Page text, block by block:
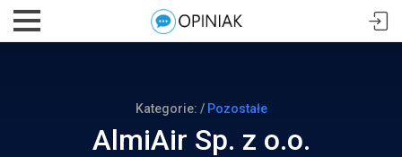
Kategorie: / Pozostałe
AlmiAir Sp. z o.o.